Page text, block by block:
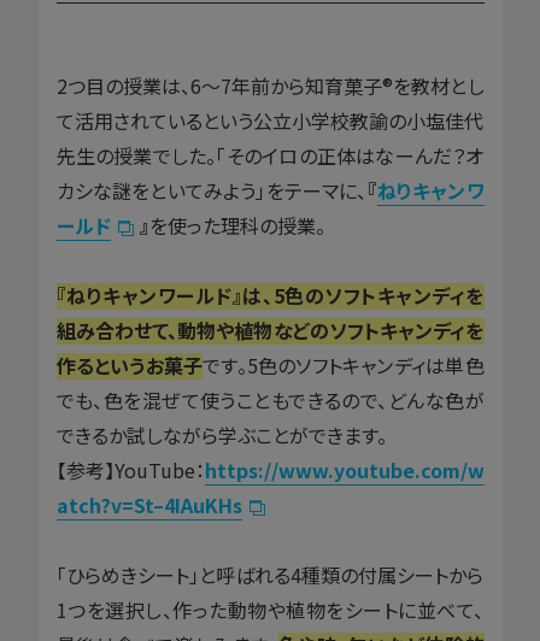
2つ目の授業は、6〜7年前から知育菓子®を教材とし
て活用されているという公立小学校教諭の小塩佳代
先生の授業でした。「そのイロの正体はなーんだ？オ
カシな謎をといてみよう」をテーマに、 『ねりキャンワ
ールド
』を使った理科の授業。
『ねりキャンワールド』は、5色のソフトキャンディを
組み合わせて、動物や植物などのソフトキャンディを
作るというお菓子です。5色のソフトキャンディは単色
でも、色を混ぜて使うこともできるので、どんな色が
できるか試しながら学ぶことができます。
【参考】YouTube：https://www.youtube.com/w
atch?v=St–4IAuKHs
「ひらめきシート」と呼ばれる4種類の付属シートから
1つを選択し、作った動物や植物をシートに並べて、